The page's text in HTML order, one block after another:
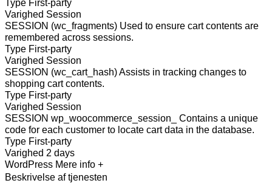
Type First-party
Varighed Session
SESSION (wc_fragments) Used to ensure cart contents are
remembered across sessions.
Type First-party
Varighed Session
SESSION (wc_cart_hash)Assists in tracking changes to
shopping cart contents.
Type First-party
Varighed Session
SESSION wp_woocommerce_session_
Contains a unique
code for each customer to locate cart data in the database.
Type First-party
Varighed 2 days
WordPress Mere info +
Beskrivelse af tjenesten